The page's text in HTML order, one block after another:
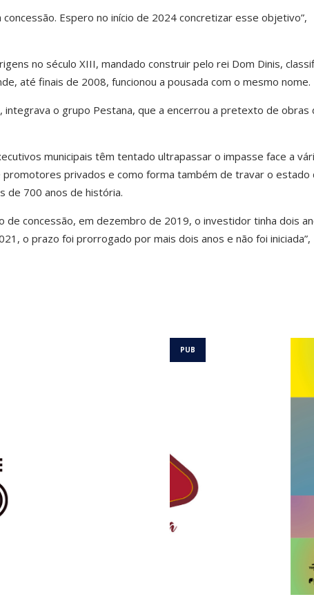
Espero no início de 2024 concretizar esse objetivo”,
no século XIII, mandado construir pelo rei Dom Dinis,
até finais de 2008, funcionou a pousada com o mesmo nome.
integrava o grupo Pestana, que a encerrou a pretexto de obras
municipais têm tentado ultrapassar o impasse face a
privados e como forma também de travar o estado
de 700 anos de história.
de concessão, em dezembro de 2019, o investidor tinha dois
o prazo foi prorrogado por mais dois anos e não foi iniciada”,